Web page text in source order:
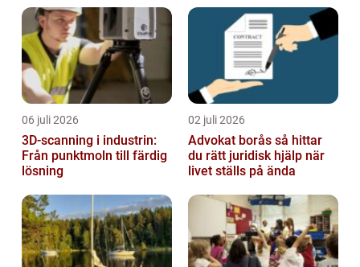
06 juli 2026
3D-scanning i industrin:
Från punktmoln till färdig
lösning
02 juli 2026
Advokat borås så hittar
du rätt juridisk hjälp när
livet ställs på ända